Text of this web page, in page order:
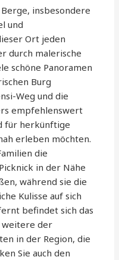
insbesondere
und
Ort jeden
durch malerische
schöne Panoramen
Burg
Weg und die
empfehlenswert
für herkünftige
erleben möchten.
die
in der Nähe
während sie die
Kulisse auf sich
befindet sich das
weitere der
in der Region, die
Sie auch den